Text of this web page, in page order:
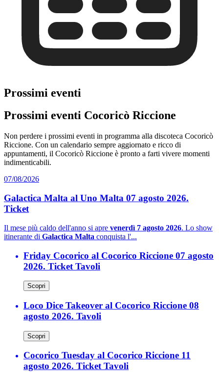
Prossimi eventi
Prossimi eventi Cocoricò Riccione
Non perdere i prossimi eventi in programma alla discoteca Cocoricò
Riccione. Con un calendario sempre aggiornato e ricco di
appuntamenti, il Cocoricò Riccione è pronto a farti vivere momenti
indimenticabili.
07/08/2026
Galactica Malta al Uno Malta 07 agosto 2026.
Ticket
Il mese più caldo dell'anno si apre venerdì 7 agosto 2026. Lo show
itinerante di Galactica Malta conquista l'...
Friday Cocorico al Cocorico Riccione 07 agosto
2026. Ticket Tavoli
Scopri
Loco Dice Takeover al Cocorico Riccione 08
agosto 2026. Tavoli
Scopri
Cocorico Tuesday al Cocorico Riccione 11
agosto 2026. Ticket Tavoli